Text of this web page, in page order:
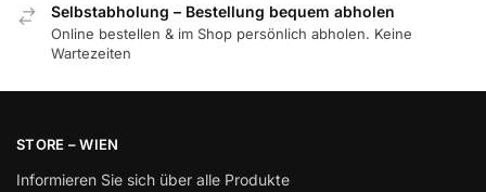
Selbstabholung – Bestellung bequem abholen
Online bestellen & im Shop persönlich abholen. Keine
Wartezeiten
STORE – WIEN
Informieren Sie sich über alle Produkte